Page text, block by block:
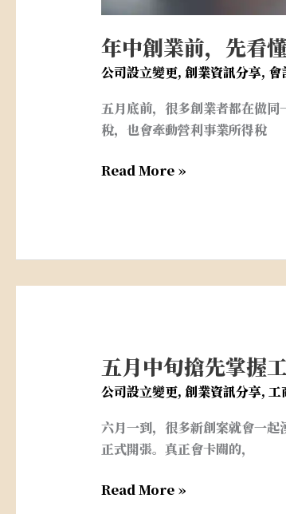
年中創業前，先看
公司設立變更, 創業資訊分享, 會
五月底前，很多創業者都在做
稅，也會牽動營利事業所得稅
Read More »
五月中旬搶先掌握
公司設立變更, 創業資訊分享, 工
六月一到，很多新創案就會一
正式開張。真正會卡關的，
五
月
旬
搶
掌
Read More »